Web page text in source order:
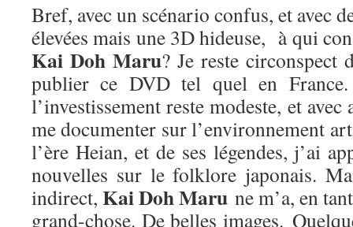
Bref, avec un scénario confus, et avec
élevées mais une 3D hideuse, à qui
Kai Doh Maru? Je reste circonspect
publier ce DVD tel quel en France.
l’investissement reste modeste, et
me documenter sur l’environnement
l’ère Heian, et de ses légendes, j’ai
nouvelles sur le folklore japonais.
indirect, Kai Doh Maru ne m’a, en
grand-chose. De belles images.